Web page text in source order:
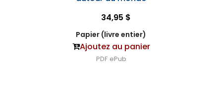
34,95 $
Papier (livre entier)
Ajoutez au panier
PDF ePub